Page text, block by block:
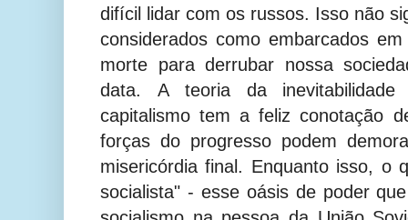
difícil lidar com os russos. Isso não
considerados como embarcados
morte para derrubar nossa
data. A teoria da
capitalismo tem a feliz conotação
forças do progresso podem
misericórdia final. Enquanto isso, o
socialista" - esse oásis de poder